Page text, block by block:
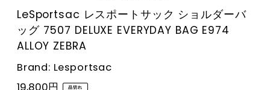
LeSportsac レスポートサック ショルダーバ
ッグ 7507 DELUXE EVERYDAY BAG E974
ALLOY ZEBRA
Brand: Lesportsac
品切れ